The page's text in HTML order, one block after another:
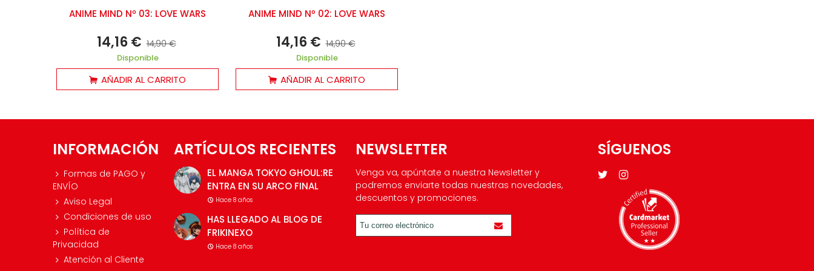
ANIME MIND Nº 03: LOVE WARS
14,16 € 14,90 €
Disponible
AÑADIR AL CARRITO
ANIME MIND Nº 02: LOVE WARS
14,16 € 14,90 €
Disponible
AÑADIR AL CARRITO
INFORMACIÓN
Formas de PAGO y
ENVÍO
Aviso Legal
Condiciones de uso
Política de
Privacidad
Atención al Cliente
ARTÍCULOS RECIENTES
EL MANGA TOKYO GHOUL:RE
ENTRA EN SU ARCO FINAL
Hace 8 años
HAS LLEGADO AL BLOG DE
FRIKINEXO
Hace 8 años
NEWSLETTER
Venga va, apúntate a nuestra Newsletter y
podremos enviarte todas nuestras novedades,
descuentos y promociones.
SÍGUENOS